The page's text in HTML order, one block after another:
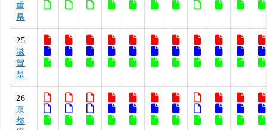
重
県
25
滋
賀
県
26
京
都